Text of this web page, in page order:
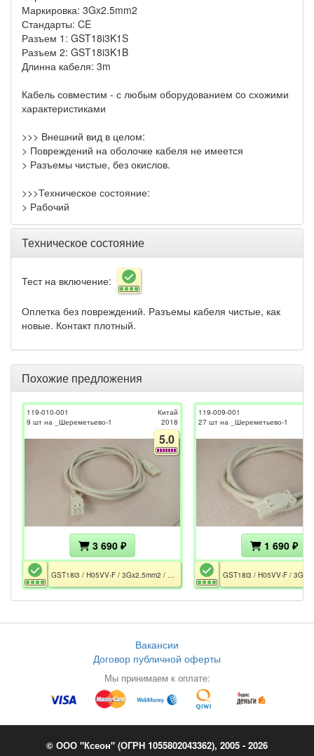
Маркировка: 3Gx2.5mm2
Стандарты: CE
Разъем 1: GST18i3K1S
Разъем 2: GST18i3K1B
Длинна кабеля: 3m
Кабель совместим - с любым оборудованием cо схожими
характеристиками
>>> Внешний вид в целом:
> Повреждений на оболочке кабеля не имеется
> Разъемы чистые, без окислов.
>>>Техническое состояние:
> Рабочий
Техническое состояние
Тест на включение:
Оплетка без повреждений. Разъемы кабеля чистые, как
новые. Контакт плотный.
Похожие предложения
119-010-001
9 шт на _Шереметьево-1
Китай
2018
5.0
3 690 ₽
GST18i3 / H05VV-F / 3Gx2.5mm2 / GST18i3K1S / GST18i3K1B / 3m / CE / белый
119-009-001
27 шт на _Шереметьево-1
1 690 ₽
Вакансии
Договор публичной оферты
Мы принимаем к оплате:
© ООО "Ксеон" (ОГРН 1055802043362), 2005 - 2026